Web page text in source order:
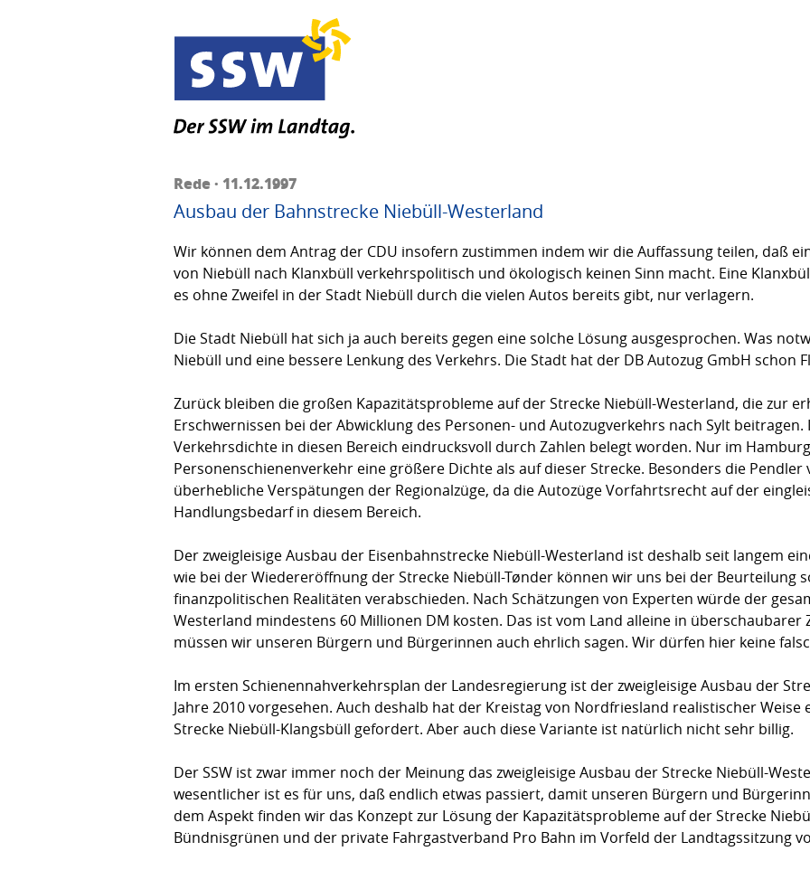
Rede · 11.12.1997
Ausbau der Bahnstrecke Niebüll-Westerland
Wir können dem Antrag der CDU insofern zustimmen indem wir die Auffassung teilen, daß
von Niebüll nach Klanxbüll verkehrspolitisch und ökologisch keinen Sinn macht. Eine
es ohne Zweifel in der Stadt Niebüll durch die vielen Autos bereits gibt, nur verlagern.
Die Stadt Niebüll hat sich ja auch bereits gegen eine solche Lösung ausgesprochen. Was
Niebüll und eine bessere Lenkung des Verkehrs. Die Stadt hat der DB Autozug GmbH schon
Zurück bleiben die großen Kapazitätsprobleme auf der Strecke Niebüll-Westerland, die zur
Erschwernissen bei der Abwicklung des Personen- und Autozugverkehrs nach Sylt
Verkehrsdichte in diesen Bereich eindrucksvoll durch Zahlen belegt worden. Nur im
Personenschienenverkehr eine größere Dichte als auf dieser Strecke. Besonders die
überhebliche Verspätungen der Regionalzüge, da die Autozüge Vorfahrtsrecht auf der
Handlungsbedarf in diesem Bereich.
Der zweigleisige Ausbau der Eisenbahnstrecke Niebüll-Westerland ist deshalb seit langem
wie bei der Wiedereröffnung der Strecke Niebüll-Tønder können wir uns bei der Beurteilung
finanzpolitischen Realitäten verabschieden. Nach Schätzungen von Experten würde der
Westerland mindestens 60 Millionen DM kosten. Das ist vom Land alleine in überschaubarer
müssen wir unseren Bürgern und Bürgerinnen auch ehrlich sagen. Wir dürfen hier keine
Im ersten Schienennahverkehrsplan der Landesregierung ist der zweigleisige Ausbau der
Jahre 2010 vorgesehen. Auch deshalb hat der Kreistag von Nordfriesland realistischer
Strecke Niebüll-Klangsbüll gefordert. Aber auch diese Variante ist natürlich nicht sehr billig.
Der SSW ist zwar immer noch der Meinung das zweigleisige Ausbau der Strecke Niebüll-
wesentlicher ist es für uns, daß endlich etwas passiert, damit unseren Bürgern und
dem Aspekt finden wir das Konzept zur Lösung der Kapazitätsprobleme auf der Strecke
Bündnisgrünen und der private Fahrgastverband Pro Bahn im Vorfeld der Landtagssitzung